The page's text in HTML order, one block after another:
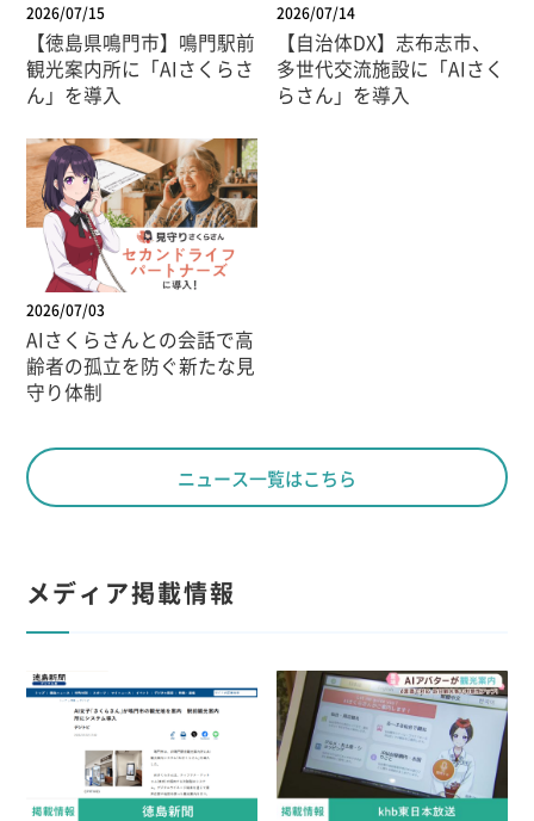
2026/07/15
【徳島県鳴門市】鳴門駅前
観光案内所に「AIさくらさ
ん」を導入
2026/07/14
【自治体DX】志布志市、
多世代交流施設に「AIさく
らさん」を導入
2026/07/03
AIさくらさんとの会話で高
齢者の孤立を防ぐ新たな見
守り体制
ニュース一覧はこちら
メディア掲載情報